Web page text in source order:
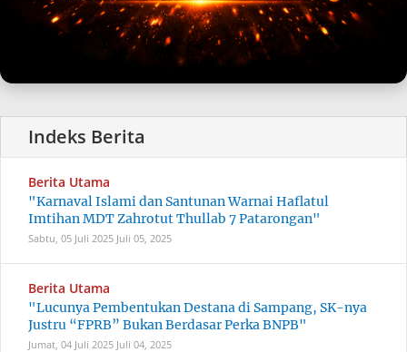
Berita Utama
"Karnaval Islami dan Santunan Warnai Haflatul
Imtihan MDT Zahrotut Thullab 7 Patarongan"
Sabtu, 05 Juli 2025 Juli 05, 2025
Berita Utama
"Lucunya Pembentukan Destana di Sampang, SK-nya
Justru “FPRB” Bukan Berdasar Perka BNPB"
Jumat, 04 Juli 2025 Juli 04, 2025